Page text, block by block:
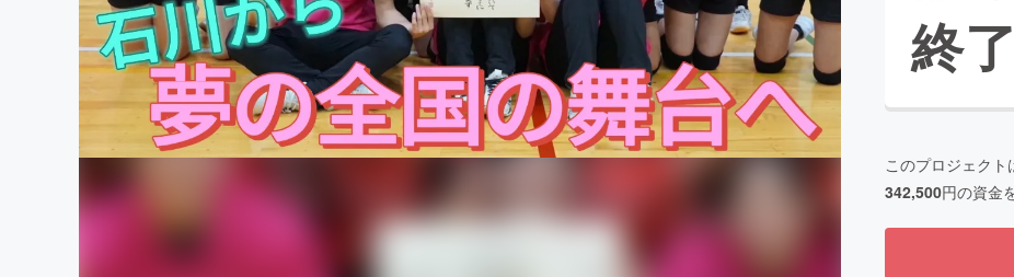
CAMPFIREふるさと納税machi-yaコミュニティ 終了
このプロジェクト
342,500円の資金